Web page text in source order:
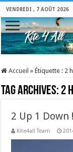
VENDREDI , 7 AOÛT 2026
Accueil » Étiquette : 2
Tag Archives: 2
2 Up 1
Kite4all Team